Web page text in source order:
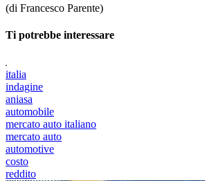
(di Francesco Parente)
Ti potrebbe interessare
italia
indagine
aniasa
automobile
mercato auto italiano
mercato auto
automotive
costo
reddito